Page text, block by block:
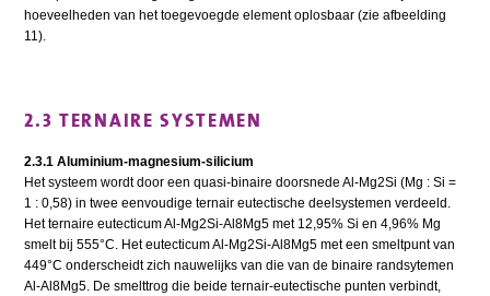
hoeveelheden van het toegevoegde element oplosbaar (zie afbeelding
11).
2.3 TERNAIRE SYSTEMEN
2.3.1 Aluminium-magnesium-silicium
Het systeem wordt door een quasi-binaire doorsnede Al-Mg2Si (Mg : Si =
1 : 0,58) in twee eenvoudige ternair eutectische deelsystemen verdeeld.
Het ternaire eutecticum Al-Mg2Si-Al8Mg5 met 12,95% Si en 4,96% Mg
smelt bij 555°C. Het eutecticum Al-Mg2Si-Al8Mg5 met een smeltpunt van
449°C onderscheidt zich nauwelijks van die van de binaire randsytemen
Al-Al8Mg5. De smelttrog die beide ternair-eutectische punten verbindt,